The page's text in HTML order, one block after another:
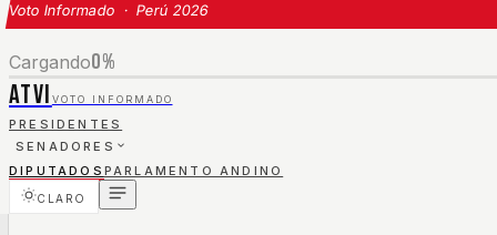
Voto Informado · Perú 2026
Cargando0%
ATVI VOTO INFORMADO
PRESIDENTES
SENADORES
DIPUTADOS PARLAMENTO ANDINO
CLARO